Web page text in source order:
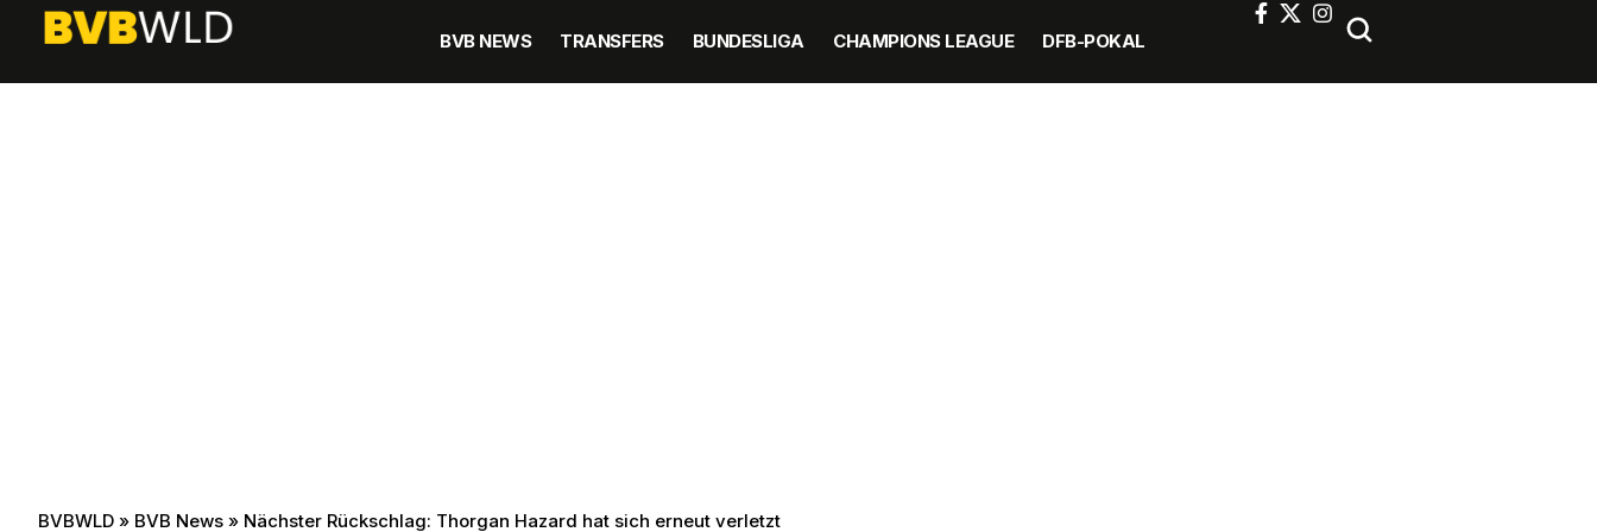
BVB NEWS TRANSFERS BUNDESLIGA CHAMPIONS LEAGUE DFB-POKAL
BVBWLD » BVB News » Nächster Rückschlag: Thorgan Hazard hat sich erneut verletzt